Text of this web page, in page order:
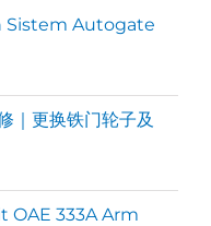
Sistem Autogate
｜更换铁门轮子及
OAE 333A Arm